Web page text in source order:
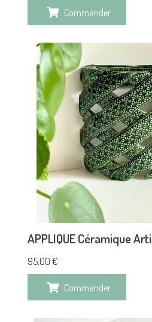
Commander
APPLIQUE Céramique
95,00 €
Commander